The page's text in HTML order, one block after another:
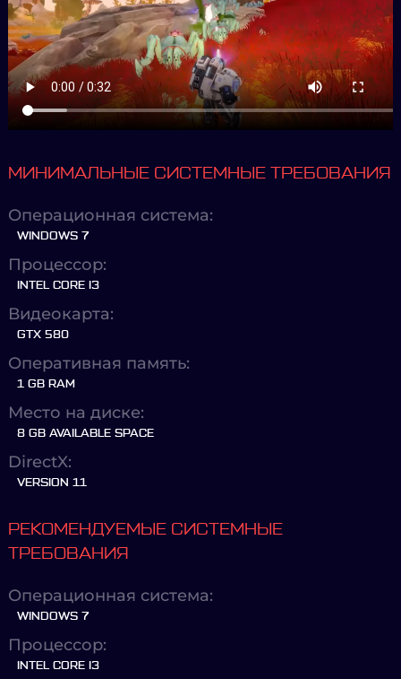
МИНИМАЛЬНЫЕ СИСТЕМНЫЕ ТРЕБОВАНИЯ
Операционная система:
WINDOWS 7
Процессор:
INTEL CORE I3
Видеокарта:
GTX 580
Оперативная память:
1 GB RAM
Место на диске:
8 GB AVAILABLE SPACE
DirectX:
VERSION 11
РЕКОМЕНДУЕМЫЕ СИСТЕМНЫЕ
ТРЕБОВАНИЯ
Операционная система:
WINDOWS 7
Процессор:
INTEL CORE I3